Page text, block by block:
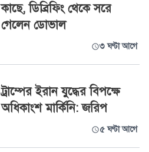
কাছে, ডিব্রিফিং থেকে সরে
গেলেন ডোভাল
৩ ঘণ্টা আগে
ট্রাম্পের ইরান যুদ্ধের বিপক্ষে
অধিকাংশ মার্কিনি: জরিপ
৫ ঘণ্টা আগে